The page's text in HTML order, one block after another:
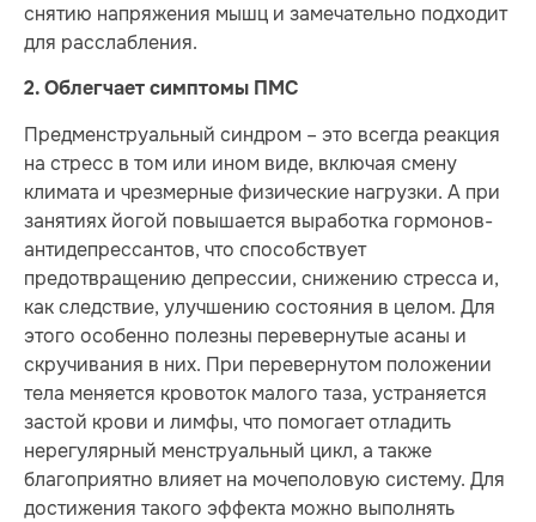
снятию напряжения мышц и замечательно подходит
для расслабления.
2. Облегчает симптомы ПМС
Предменструальный синдром – это всегда реакция
на стресс в том или ином виде, включая смену
климата и чрезмерные физические нагрузки. А при
занятиях йогой повышается выработка гормонов-
антидепрессантов, что способствует
предотвращению депрессии, снижению стресса и,
как следствие, улучшению состояния в целом. Для
этого особенно полезны перевернутые асаны и
скручивания в них. При перевернутом положении
тела меняется кровоток малого таза, устраняется
застой крови и лимфы, что помогает отладить
нерегулярный менструальный цикл, а также
благоприятно влияет на мочеполовую систему. Для
достижения такого эффекта можно выполнять